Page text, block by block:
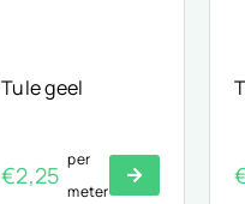
Tule geel
€2,25
per
meter